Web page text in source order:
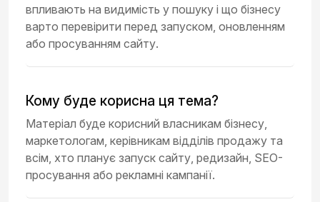
впливають на видимість у пошуку і що бізнесу
варто перевірити перед запуском, оновленням
або просуванням сайту.
Кому буде корисна ця тема?
Матеріал буде корисний власникам бізнесу,
маркетологам, керівникам відділів продажу та
всім, хто планує запуск сайту, редизайн, SEO-
просування або рекламні кампанії.